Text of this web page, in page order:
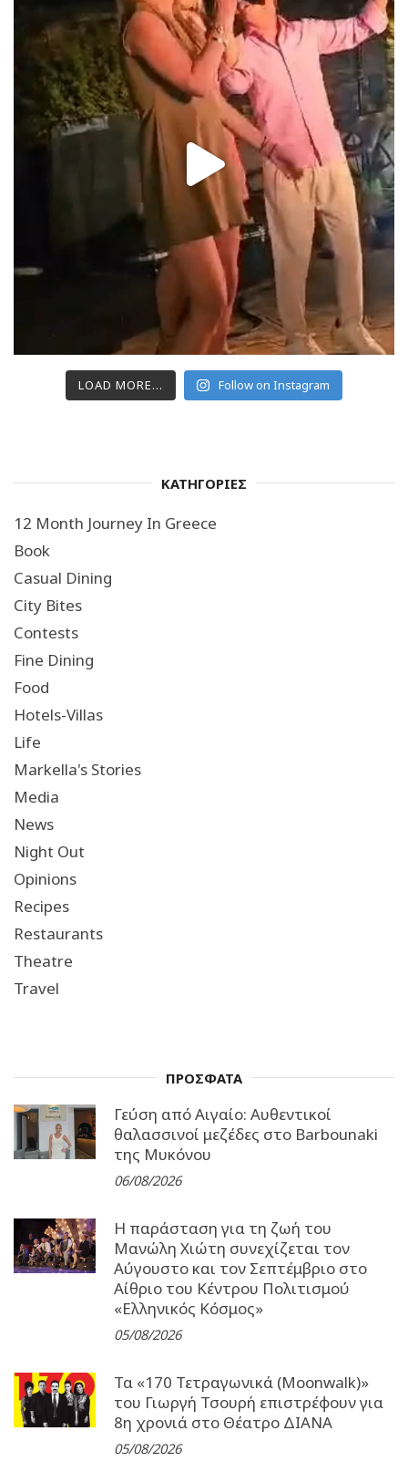
LOAD MORE... Follow on Instagram
ΚΑΤΗΓΟΡΙΕΣ
12 Month Journey In Greece
Book
Casual Dining
City Bites
Contests
Fine Dining
Food
Hotels-Villas
Life
Markella's Stories
Media
News
Night Out
Opinions
Recipes
Restaurants
Theatre
Travel
ΠΡΟΣΦΑΤΑ
Γεύση από Αιγαίο: Αυθεντικοί
θαλασσινοί μεζέδες στο Barbounaki
της Μυκόνου
06/08/2026
Η παράσταση για τη ζωή του
Μανώλη Χιώτη συνεχίζεται τον
Αύγουστο και τον Σεπτέμβριο στο
Αίθριο του Κέντρου Πολιτισμού
«Ελληνικός Κόσμος»
05/08/2026
Τα «170 Τετραγωνικά (Moonwalk)»
του Γιωργή Τσουρή επιστρέφουν για
8η χρονιά στο Θέατρο ΔΙΑΝΑ
05/08/2026